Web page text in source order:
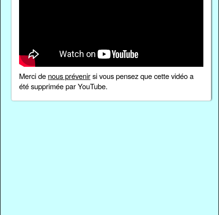
Merci de nous prévenirsi vous pensez que cette vidéo a
été supprimée par YouTube.